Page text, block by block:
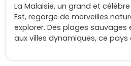
La Malaisie, un grand et
Est, regorge de merveilles
explorer. Des plages
aux villes dynamiques, ce